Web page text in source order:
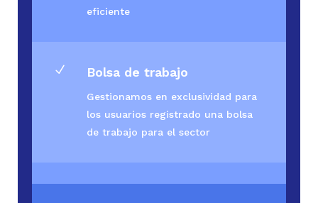
eficiente
N Bolsa de trabajo
Gestionamos en exclusividad para
los usuarios registrado una bolsa
de trabajo para el sector